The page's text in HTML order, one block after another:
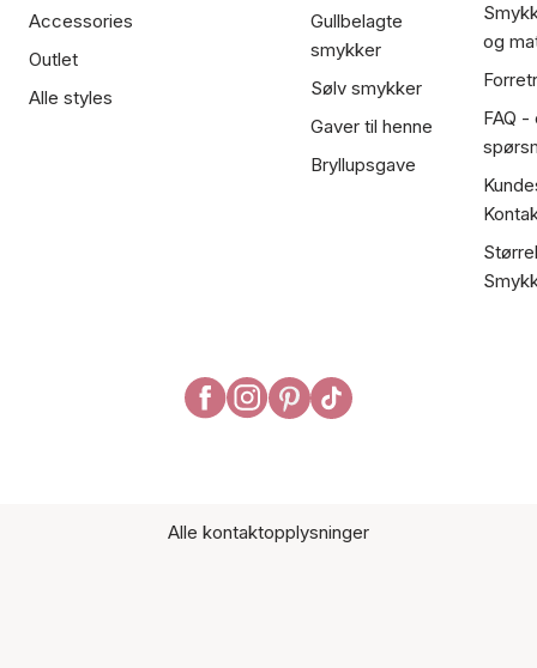
Accessories
Outlet
Alle styles
Gullbelagte
smykker
Sølv smykker
Gaver til henne
Bryllupsgave
og
FAQ
Alle kontaktopplysninger